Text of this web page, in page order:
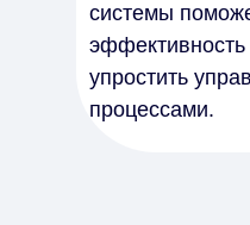
системы
упростить
процессами.